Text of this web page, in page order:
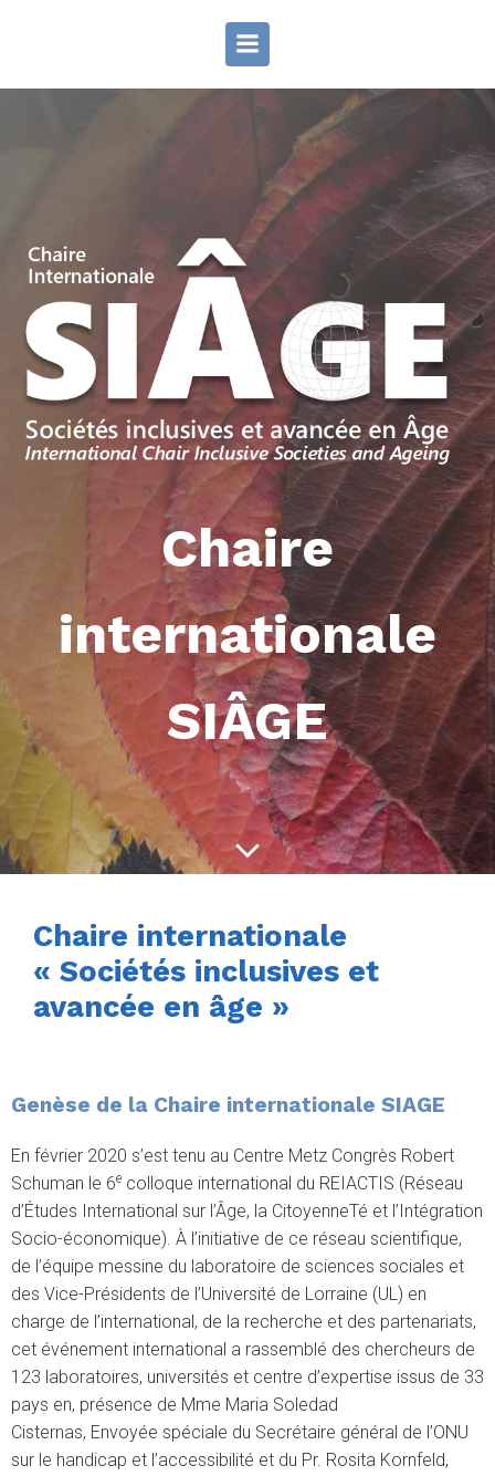
Chaire
internationale
SIÂGE
Chaire internationale
« Sociétés inclusives et
avancée en âge »
Genèse de la Chaire internationale SIAGE
En février 2020 s’est tenu au Centre Metz Congrès Robert
Schuman le 6e colloque international du REIACTIS (Réseau
d’Études International sur l’Âge, la CitoyenneTé et l’Intégration
Socio-économique). À l’initiative de ce réseau scientifique,
de l’équipe messine du laboratoire de sciences sociales et
des Vice-Présidents de l’Université de Lorraine (UL) en
charge de l’international, de la recherche et des partenariats,
cet événement international a rassemblé des chercheurs de
123 laboratoires, universités et centre d’expertise issus de 33
pays en, présence de Mme Maria Soledad
Cisternas, Envoyée spéciale du Secrétaire général de l’ONU
sur le handicap et l’accessibilité et du Pr. Rosita Kornfeld,